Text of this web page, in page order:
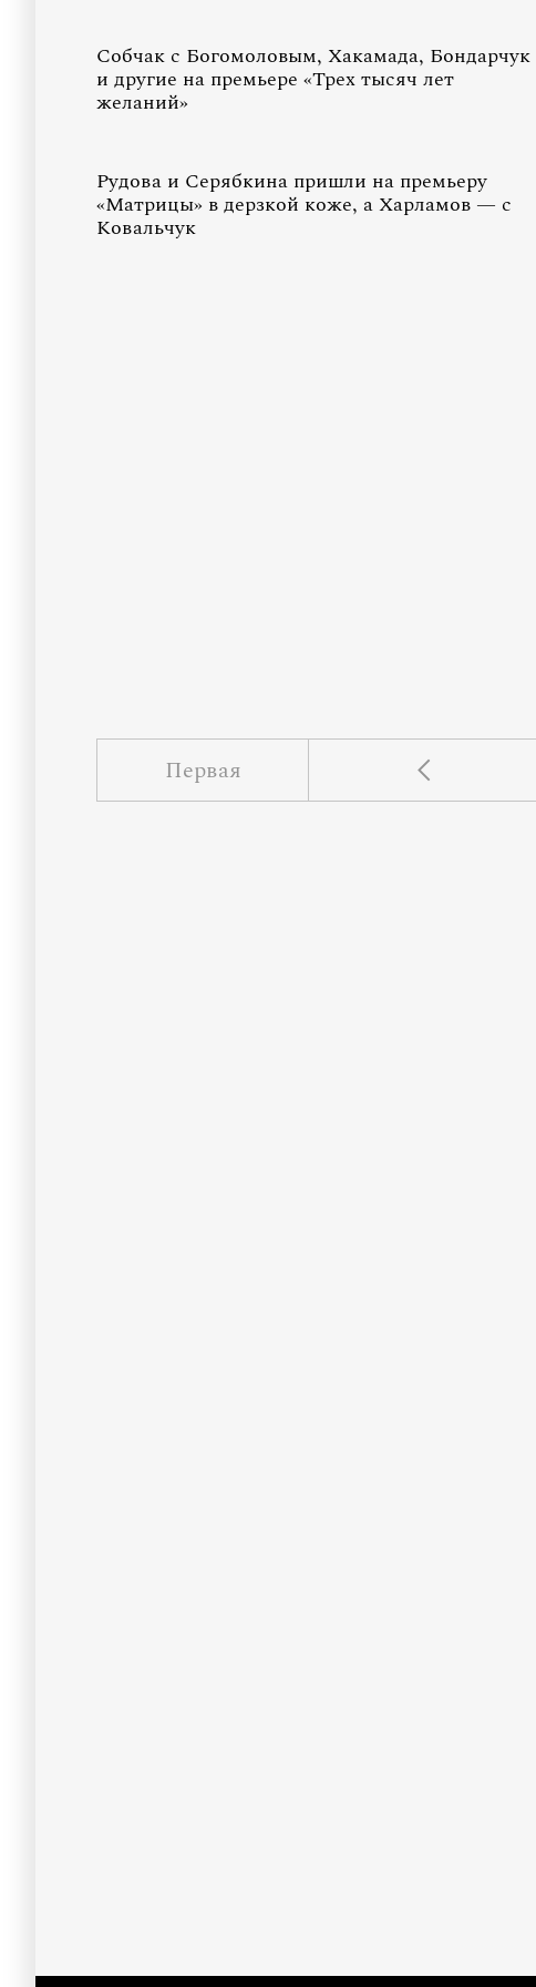
Собчак с Богомоловым, Хакамада, Бондарчук
и другие на премьере «Трех тысяч лет
желаний»
Рудова и Серябкина пришли на премьеру
«Матрицы» в дерзкой коже, а Харламов — с
Ковальчук
Первая